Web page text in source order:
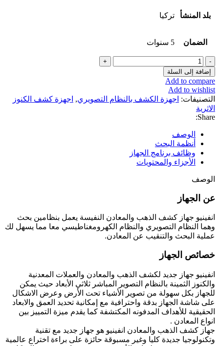
بلد المنشأ تركيا
الضمان 5 سنوات
كمية
انفينيو
إضافة إلى السلة
Add to compare
Add to wishlist
التصنيفات: اجهزة الكشف بالنظام التصويري, اجهزة كشف الكنوز
الاثرية
Share:
الوصف
أنظمة البحث
وظائف برنامج الجهاز
الأجزاء والمحتويات
الوصف
عن الجهاز
انفينيو جهاز كشف الذهب والمعادن النفيسة يعمل بنظامين بحث
وهما النظام التصويري والنظام الكهرومغناطيسي معا مما يسهل لك
عملية البحث والتنقيب عن المعادن.
خصائص الجهاز
انفينيو جهاز جديد لكشف الذهب والمعادن والعملات المعدنية
والكنوز الثمينة بالنظام التصوير المباشر ثلاثي الأبعاد حيث يمكن
للجهاز بكل سهولة من تصوير الأشياء تحت الأرض وعرض الاشكال
على شاشة الجهاز بدقة واحترافية مع إمكانية تحديد العمق والابعاد
الحقيقية للأهداف المدفونه المكتشفة كما يقدم ميزة التمييز بين
انواع المعادن .
جهاز كشف الذهب والمعادن انفينيو هو جهاز جديد مع تقنية
وتكنولوجيا جديدة كليا وغير مسبوقة حائزة على براءة اختراع عالمية